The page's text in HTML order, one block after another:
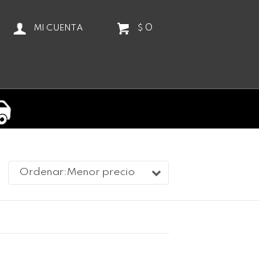
$ 0
Menor precio